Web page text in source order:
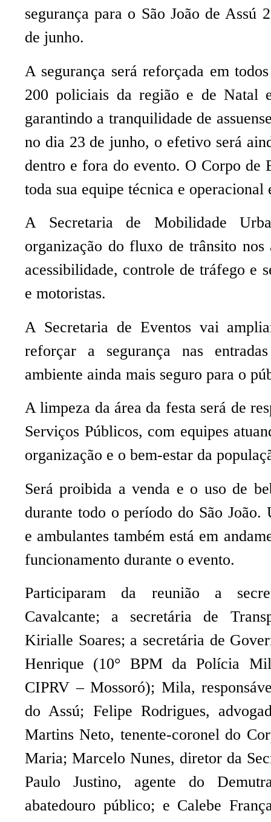
segurança para o São João de Assú
de junho.
A segurança será reforçada em
200 policiais da região e de Natal
garantindo a tranquilidade de
no dia 23 de junho, o efetivo será
dentro e fora do evento. O Corpo de
toda sua equipe técnica e operacional
A Secretaria de Mobilidade
organização do fluxo de trânsito nos
acessibilidade, controle de tráfego e
e motoristas.
A Secretaria de Eventos vai
reforçar a segurança nas
ambiente ainda mais seguro para o
A limpeza da área da festa será de
Serviços Públicos, com equipes
organização e o bem-estar da
Será proibida a venda e o uso de
durante todo o período do São
e ambulantes também está em
funcionamento durante o evento.
Participaram da reunião a
Cavalcante; a secretária de
Kirialle Soares; a secretária de
Henrique (10° BPM da Polícia
CIPRV – Mossoró); Mila,
do Assú; Felipe Rodrigues,
Martins Neto, tenente-coronel do
Maria; Marcelo Nunes, diretor da
Paulo Justino, agente do
abatedouro público; e Calebe